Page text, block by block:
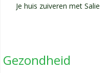
Je huis zuiveren met Salie
Gezondheid